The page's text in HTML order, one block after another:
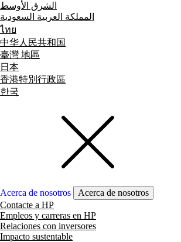
الشرق الأوسط
المملكة العربية السعودية
ไทย
中华人民共和国
臺灣 地區
日本
香港特別行政區
한국
Acerca de nosotros
Acerca de nosotros
Contacte a HP
Empleos y carreras en HP
Relaciones con inversores
Impacto sustentable